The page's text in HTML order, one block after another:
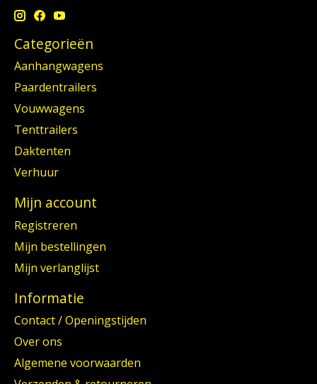
Categorieën
Aanhangwagens
Paardentrailers
Vouwwagens
Tenttrailers
Daktenten
Verhuur
Mijn account
Registreren
Mijn bestellingen
Mijn verlanglijst
Informatie
Contact / Openingstijden
Over ons
Algemene voorwaarden